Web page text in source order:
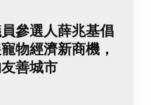
參選人薛兆基倡
物經濟新商機，
善城市